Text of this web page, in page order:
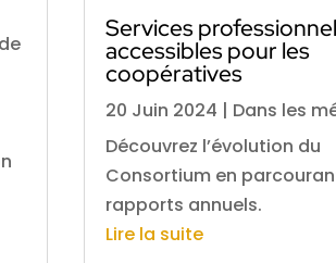
Services
accessibles pour les
coopératives
20 Juin 2024 | Dans les
Découvrez l’évolution du
Consortium en
rapports annuels.
Lire la suite